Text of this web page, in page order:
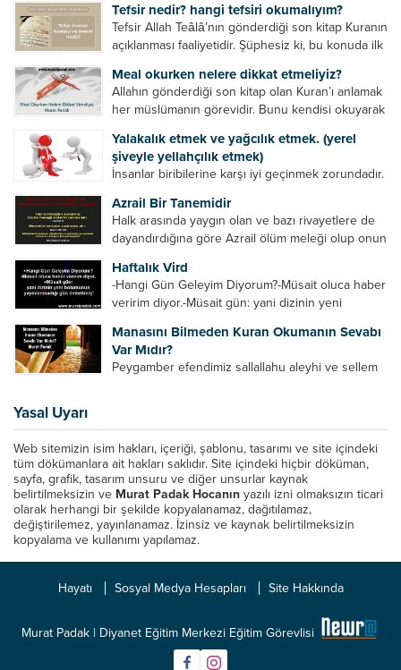
Tefsir nedir? hangi tefsiri okumalıyım?
Tefsir Allah Teâlâ’nın gönderdiği son kitap Kuranın
açıklanması faaliyetidir. Şüphesiz ki, bu konuda ilk
ayetleri peygamber efendimize soruyor. O da
bunları izah ediyor/tefsir ediyordu. “Biz sana...
Meal okurken nelere dikkat etmeliyiz?
Allahın gönderdiği son kitap olan Kuran’ı anlamak
her müslümanın görevidir. Bunu kendisi okuyarak
yollarla anlamaya çalışmalıdır. Meal nedir? Arapça
bir kelime olan meal;...
Yalakalık etmek ve yağcılık etmek. (yerel
şiveyle yellahçılık etmek)
İnsanlar biribilerine karşı iyi geçinmek zorundadır.
makam gücü, nesep gücü, maddi güç, fiziki güç)
diğer insanları ezebiliyor. Normal şartlarda elinde
bu güçler...
Azrail Bir Tanemidir
Halk arasında yaygın olan ve bazı rivayetlere de
dayandırdığına göre Azrail ölüm meleği olup onun
Azrail tek başına aynı anda binlerce insanın
canını...
Haftalık Vird
-Hangi Gün Geleyim Diyorum?-Müsait oluca haber
veririm diyor.-Müsait gün: yani dizinin yeni
efendinin Haftalık Virdi HAFTALIK VİRD Pazartesi
Günü Hangi VİRD var?20:00 Star TV –...
Manasını Bilmeden Kuran Okumanın Sevabı
Var Mıdır?
Peygamber efendimiz sallallahu aleyhi ve sellem
Yasal Uyarı
Web sitemizin isim hakları, içeriği, şablonu, tasarımı ve site içindeki
tüm dökümanlara ait hakları saklıdır. Site içindeki hiçbir döküman,
sayfa, grafik, tasarım unsuru ve diğer unsurlar kaynak
belirtilmeksizin ve Murat Padak Hocanın yazılı izni olmaksızın ticari
olarak herhangi bir şekilde kopyalanamaz, dağıtılamaz,
değiştirilemez, yayınlanamaz. İzinsiz ve kaynak belirtilmeksizin
kopyalama ve kullanımı yapılamaz.
Hayatı Sosyal Medya Hesapları Site Hakkında
Murat Padak | Diyanet Eğitim Merkezi Eğitim Görevlisi